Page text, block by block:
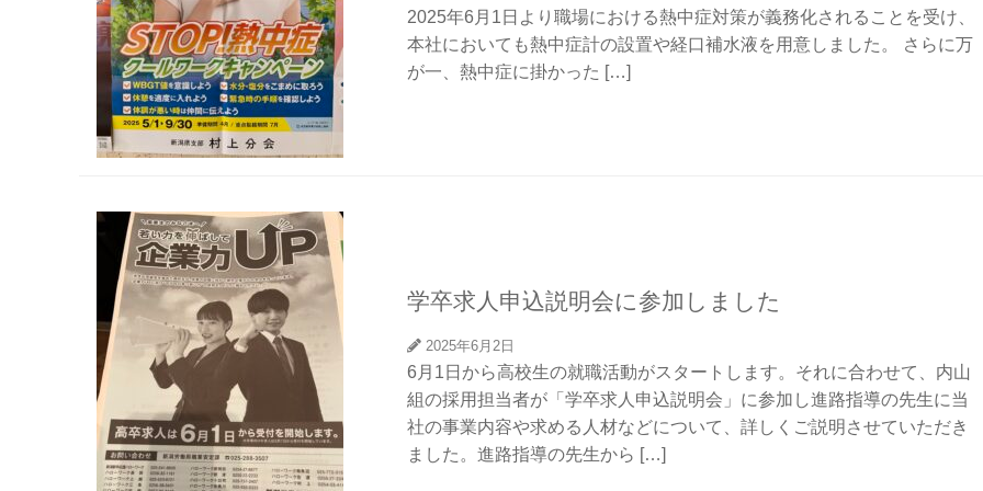
2025年6月1日より職場における熱中症対策が義務化されることを受け、
本社においても熱中症計の設置や経口補水液を用意しました。 さらに万
が一、熱中症に掛かった […]
学卒求人申込説明会に参加しました
2025年6月2日
6月1日から高校生の就職活動がスタートします。それに合わせて、内山
組の採用担当者が「学卒求人申込説明会」に参加し進路指導の先生に当
社の事業内容や求める人材などについて、詳しくご説明させていただき
ました。進路指導の先生から […]